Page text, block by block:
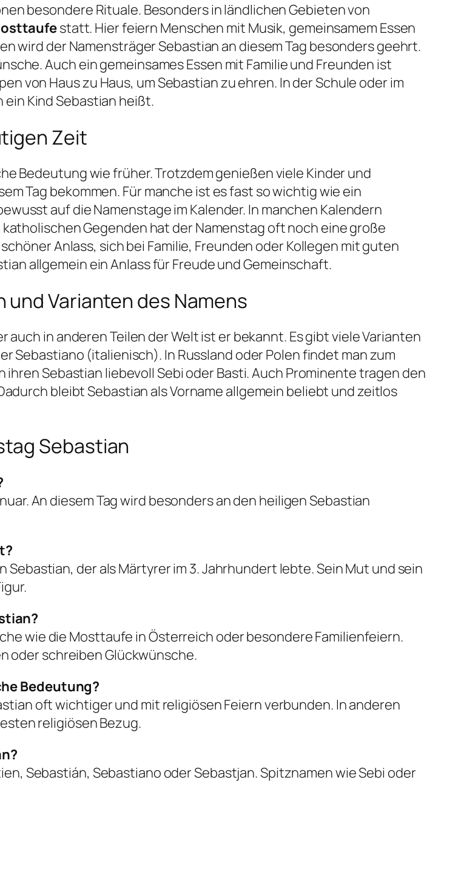
besondere Rituale. Besonders in ländlichen Gebieten von
statt. Hier feiern Menschen mit Musik, gemeinsamem Essen
wird der Namensträger Sebastian an diesem Tag besonders geehrt.
Auch ein gemeinsames Essen mit Familie und Freunden ist
von Haus zu Haus, um Sebastian zu ehren. In der Schule oder im
Kind Sebastian heißt.
Zeit
Bedeutung wie früher. Trotzdem genießen viele Kinder und
Tag bekommen. Für manche ist es fast so wichtig wie ein
auf die Namenstage im Kalender. In manchen Kalendern
Gegenden hat der Namenstag oft noch eine große
Anlass, sich bei Familie, Freunden oder Kollegen mit guten
allgemein ein Anlass für Freude und Gemeinschaft.
Varianten des Namens
in anderen Teilen der Welt ist er bekannt. Es gibt viele Varianten
Sebastiano (italienisch). In Russland oder Polen findet man zum
ihren Sebastian liebevoll Sebi oder Basti. Auch Prominente tragen den
bleibt Sebastian als Vorname allgemein beliebt und zeitlos
Sebastian
An diesem Tag wird besonders an den heiligen Sebastian
der als Märtyrer im 3. Jahrhundert lebte. Sein Mut und sein
wie die Mosttaufe in Österreich oder besondere Familienfeiern.
oder schreiben Glückwünsche.
Bedeutung?
oft wichtiger und mit religiösen Feiern verbunden. In anderen
religiösen Bezug.
Sebastián, Sebastiano oder Sebastjan. Spitznamen wie Sebi oder